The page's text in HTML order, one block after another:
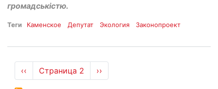
громадськістю.
Теги Каменское Депутат Экология Законопроект
Нумерация
страниц
←
‹‹ Страница 2
Следующая
страница
››